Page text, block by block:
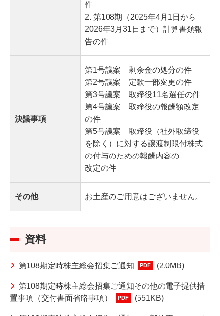
件
2. 第108期（2025年4月1日から
2026年3月31日まで）計算書類報
告の件
決議事項
第1号議案 剰余金の処分の件
第2号議案 定款一部変更の件
第3号議案 取締役11名選任の件
第4号議案 取締役の報酬額改定
の件
第5号議案 取締役（社外取締役
を除く）に対する譲渡制限付株式
の付与のための報酬内容の
改定の件
その他 お土産のご用意はございません。
資料
第108期定時株主総会招集ご通知 PDF (2.0MB)
第108期定時株主総会招集ご通知その他の電子提供措
置事項（交付書面省略事項）
PDF (551KB)